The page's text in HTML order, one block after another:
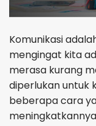
Komunikasi
mengingat kita
merasa kurang
diperlukan untuk
beberapa cara